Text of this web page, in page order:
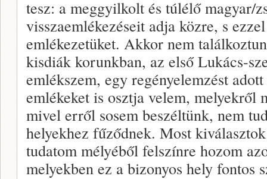
tesz: a meggyilkolt és túlélő magyar/
visszaemlékezéseit adja közre, s
emlékezetüket. Akkor nem
kisdiák korunkban, az első Lukács-
emlékszem, egy regényelemzést
emlékeket is osztja velem, melyekről
mivel erről sosem beszéltünk, nem
helyekhez fűződnek. Most
tudatom mélyéből felszínre hozom
melyekben ez a bizonyos hely fontos